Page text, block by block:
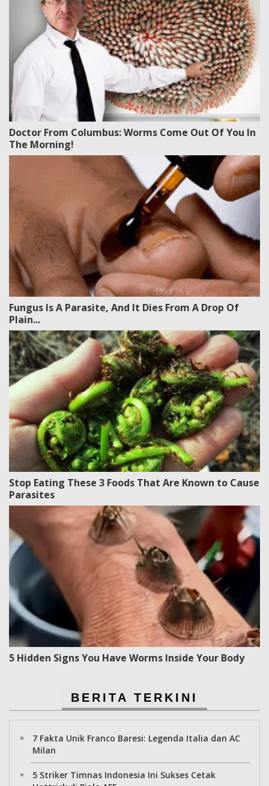
Doctor From Columbus: Worms Come Out Of You In
The Morning!
Fungus Is A Parasite, And It Dies From A Drop Of
Plain...
Stop Eating These 3 Foods That Are Known to Cause
Parasites
5 Hidden Signs You Have Worms Inside Your Body
BERITA TERKINI
7 Fakta Unik Franco Baresi: Legenda Italia dan AC
Milan
5 Striker Timnas Indonesia Ini Sukses Cetak